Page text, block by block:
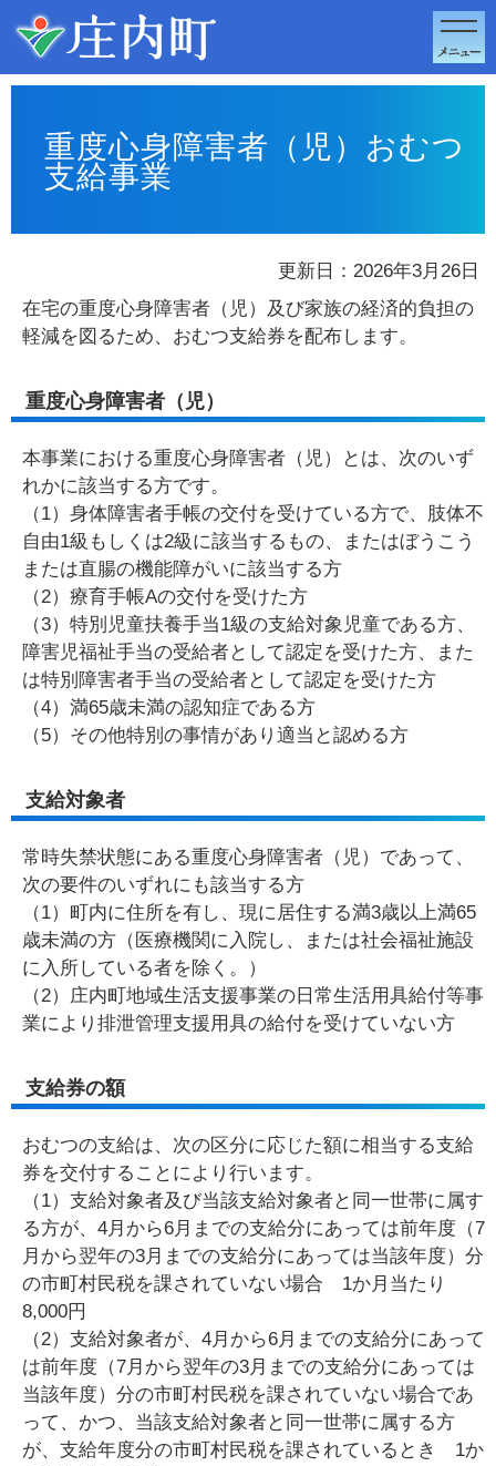
このページの本文へ移動
重度心身障害者（児）おむつ
支給事業
更新日：2026年3月26日
在宅の重度心身障害者（児）及び家族の経済的負担の
軽減を図るため、おむつ支給券を配布します。
重度心身障害者（児）
本事業における重度心身障害者（児）とは、次のいず
れかに該当する方です。
（1）身体障害者手帳の交付を受けている方で、肢体不
自由1級もしくは2級に該当するもの、またはぼうこう
または直腸の機能障がいに該当する方
（2）療育手帳Aの交付を受けた方
（3）特別児童扶養手当1級の支給対象児童である方、
障害児福祉手当の受給者として認定を受けた方、また
は特別障害者手当の受給者として認定を受けた方
（4）満65歳未満の認知症である方
（5）その他特別の事情があり適当と認める方
支給対象者
常時失禁状態にある重度心身障害者（児）であって、
次の要件のいずれにも該当する方
（1）町内に住所を有し、現に居住する満3歳以上満65
歳未満の方（医療機関に入院し、または社会福祉施設
に入所している者を除く。）
（2）庄内町地域生活支援事業の日常生活用具給付等事
業により排泄管理支援用具の給付を受けていない方
支給券の額
おむつの支給は、次の区分に応じた額に相当する支給
券を交付することにより行います。
（1）支給対象者及び当該支給対象者と同一世帯に属す
る方が、4月から6月までの支給分にあっては前年度（7
月から翌年の3月までの支給分にあっては当該年度）分
の市町村民税を課されていない場合 1か月当たり
8,000円
（2）支給対象者が、4月から6月までの支給分にあって
は前年度（7月から翌年の3月までの支給分にあっては
当該年度）分の市町村民税を課されていない場合であ
って、かつ、当該支給対象者と同一世帯に属する方
が、支給年度分の市町村民税を課されているとき 1か